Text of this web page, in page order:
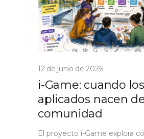
12 de junio de 2026
i-Game: cuando
aplicados nacen
comunidad
El proyecto i-Game explora